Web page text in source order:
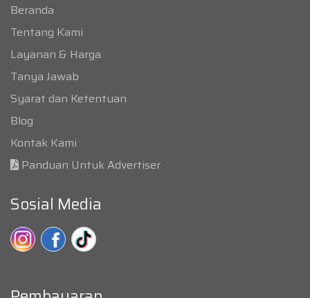
Beranda
Tentang Kami
Layanan & Harga
Tanya Jawab
Syarat dan Ketentuan
Blog
Kontak Kami
Panduan Untuk Advertiser
Sosial Media